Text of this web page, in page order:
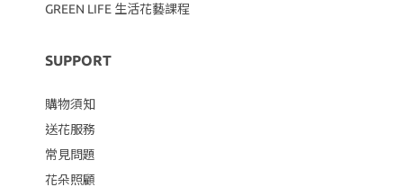
GREEN LIFE 生活花藝課程
SUPPORT
購物須知
送花服務
常見問題
花朵照顧